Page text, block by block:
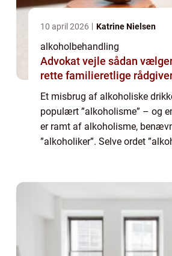
10 april 2026 Katrine Nielsen
alkoholbehandling
Advokat vejle sådan vælger du den
rette familieretlige
Et misbrug af alkoholiske
populært ”alkoholisme” – og
er ramt af alkoholisme,
”alkoholiker”. Selve ordet